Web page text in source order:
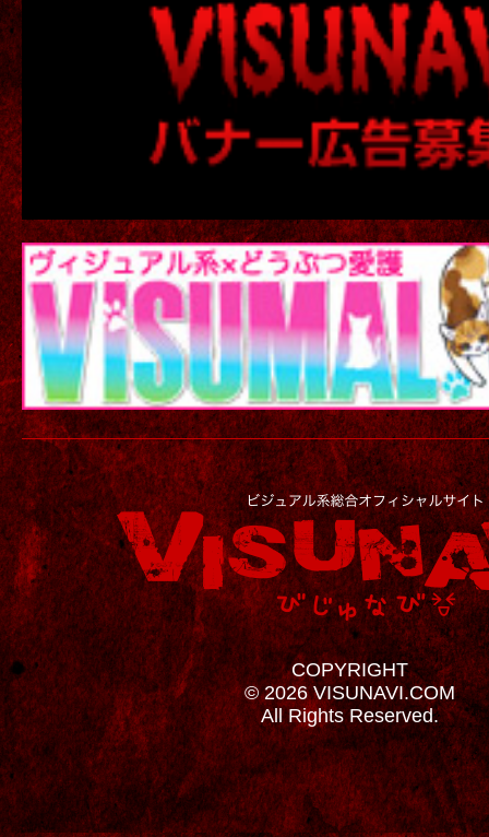
COPYRIGHT
© 2026 VISUNAVI.COM
All Rights Reserved.